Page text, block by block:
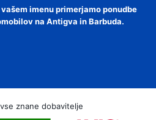
imenu primerjamo ponudbe
na Antigva in Barbuda.
znane dobavitelje